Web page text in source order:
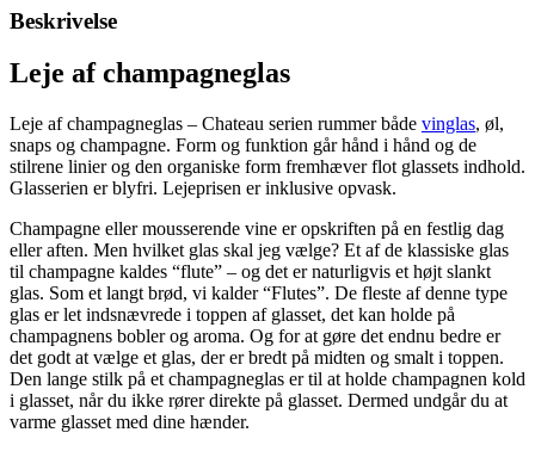
Beskrivelse
Leje af champagneglas
Leje af champagneglas – Chateau serien rummer både vinglas, øl,
snaps og champagne. Form og funktion går hånd i hånd og de
stilrene linier og den organiske form fremhæver flot glassets indhold.
Glasserien er blyfri. Lejeprisen er inklusive opvask.
Champagne eller mousserende vine er opskriften på en festlig dag
eller aften. Men hvilket glas skal jeg vælge? Et af de klassiske glas
til champagne kaldes “flute” – og det er naturligvis et højt slankt
glas. Som et langt brød, vi kalder “Flutes”. De fleste af denne type
glas er let indsnævrede i toppen af glasset, det kan holde på
champagnens bobler og aroma. Og for at gøre det endnu bedre er
det godt at vælge et glas, der er bredt på midten og smalt i toppen.
Den lange stilk på et champagneglas er til at holde champagnen kold
i glasset, når du ikke rører direkte på glasset. Dermed undgår du at
varme glasset med dine hænder.